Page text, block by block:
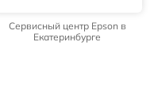
Сервисный центр Epson в
Екатеринбурге